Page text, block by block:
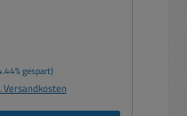
gespart)
Versandkosten